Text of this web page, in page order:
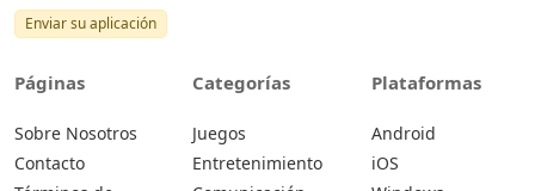
Enviar su aplicación
Páginas
Sobre Nosotros
Contacto
Categorías
Juegos
Entretenimiento
Plataformas
Android
iOS